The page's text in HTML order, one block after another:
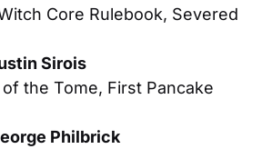
Core Rulebook, Severed
Sirois
the Tome, First Pancake
Philbrick